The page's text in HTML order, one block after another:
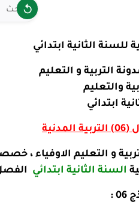
للسنة الثانية ابتدائي
التربية و التعليم
والتعليم
ابتدائي
و التعليم الاوفياء ،
السنة الثانية ابتدائي
: